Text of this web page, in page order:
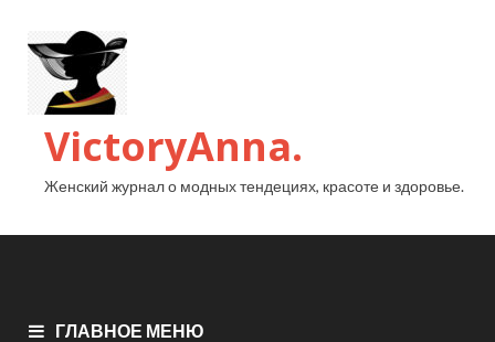
VictoryAnna.
Женский журнал о модных тендециях, красоте и здоровье.
ГЛАВНОЕ МЕНЮ